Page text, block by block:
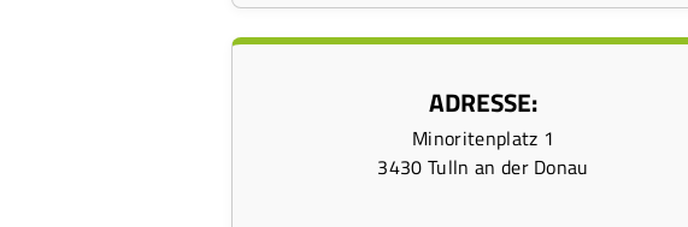
ADRESSE:
Minoritenplatz 1
3430 Tulln an der Donau